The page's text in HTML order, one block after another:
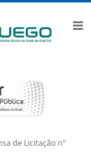
de Licitação nº